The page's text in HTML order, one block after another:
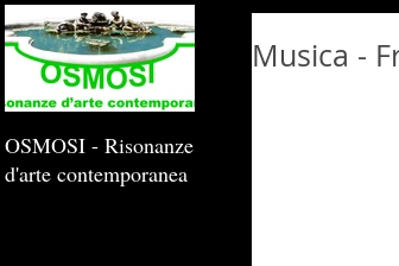
Musica -
OSMOSI - Risonanze
d'arte contemporanea